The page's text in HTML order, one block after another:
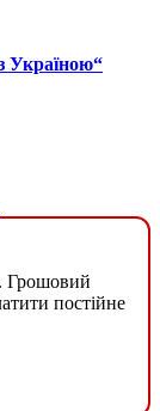
Україною“
Грошовий
постійне